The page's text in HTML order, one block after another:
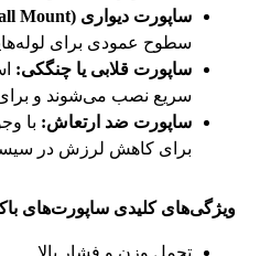
ساپورت دیواری (Wall Mount):
سطوح عمودی برای
ساپورت قلابی یا چنگکی:
سریع نصب می‌شوند و برای
ساپورت ضد ارتعاش: با
برای کاهش لرزش در
ویژگی‌های کلیدی ساپورت‌های
تحمل وزن و فشار بالا